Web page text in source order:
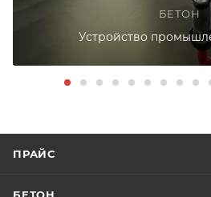
БЕТОН
Устройство
ПРАЙС